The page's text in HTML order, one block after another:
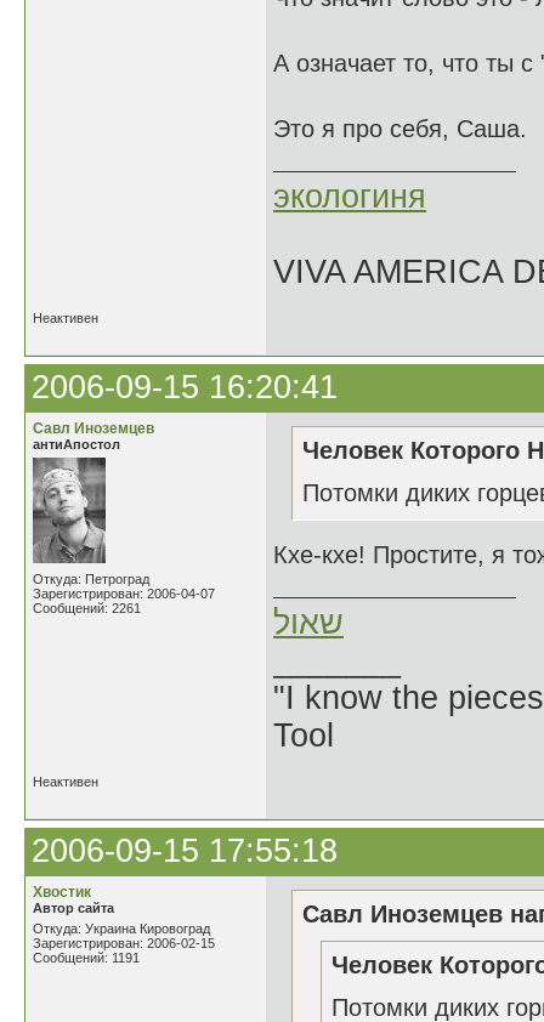
А означает то, что ты с
Это я про себя, Саша.
экологиня
VIVA AMERICA
Неактивен
2006-09-15 16:20:41
Савл Иноземцев
антиАпостол
Откуда: Петроград
Зарегистрирован: 2006-04-07
Сообщений: 2261
Человек Которого
Потомки диких
Кхе-кхе! Простите, я
שאול
"I know the
Tool
Неактивен
2006-09-15 17:55:18
Хвостик
Автор сайта
Откуда: Украина Кировоград
Зарегистрирован: 2006-02-15
Сообщений: 1191
Савл Иноземцев
Человек
Потомки диких